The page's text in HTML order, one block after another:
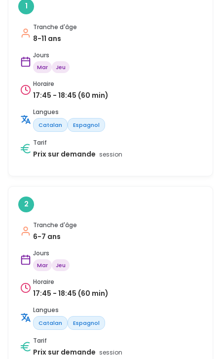
1
Tranche d'âge
8-11 ans
Jours
Mar Jeu
Horaire
17:45 - 18:45 (60 min)
Langues
Catalan Espagnol
Tarif
Prix sur demande session
2
Tranche d'âge
6-7 ans
Jours
Mar Jeu
Horaire
17:45 - 18:45 (60 min)
Langues
Catalan Espagnol
Tarif
Prix sur demande session